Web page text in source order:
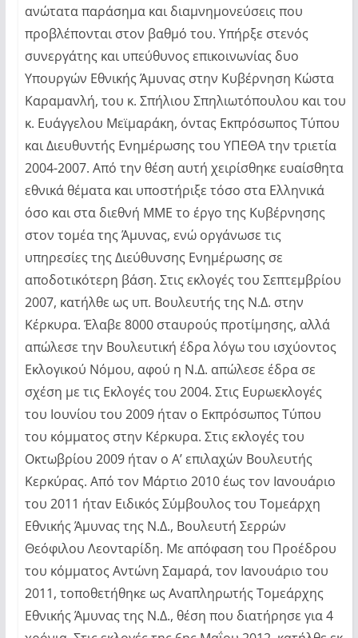
ανώτατα παράσημα και διαμνημονεύσεις που
προβλέπονται στον βαθμό του. Υπήρξε στενός
συνεργάτης και υπεύθυνος επικοινωνίας δυο
Υπουργών Εθνικής Άμυνας στην Κυβέρνηση Κώστα
Καραμανλή, του κ. Σπήλιου Σπηλιωτόπουλου και του
κ. Ευάγγελου Μεϊμαράκη, όντας Εκπρόσωπος Τύπου
και Διευθυντής Ενημέρωσης του ΥΠΕΘΑ την τριετία
2004-2007. Από την θέση αυτή χειρίσθηκε ευαίσθητα
εθνικά θέματα και υποστήριξε τόσο στα Ελληνικά
όσο και στα διεθνή ΜΜΕ το έργο της Κυβέρνησης
στον τομέα της Άμυνας, ενώ οργάνωσε τις
υπηρεσίες της Διεύθυνσης Ενημέρωσης σε
αποδοτικότερη βάση. Στις εκλογές του Σεπτεμβρίου
2007, κατήλθε ως υπ. Βουλευτής της Ν.Δ. στην
Κέρκυρα. Έλαβε 8000 σταυρούς προτίμησης, αλλά
απώλεσε την Βουλευτική έδρα λόγω του ισχύοντος
Εκλογικού Νόμου, αφού η Ν.Δ. απώλεσε έδρα σε
σχέση με τις Εκλογές του 2004. Στις Ευρωεκλογές
του Ιουνίου του 2009 ήταν ο Εκπρόσωπος Τύπου
του κόμματος στην Κέρκυρα. Στις εκλογές του
Οκτωβρίου 2009 ήταν ο Α’ επιλαχών Βουλευτής
Κερκύρας. Από τον Μάρτιο 2010 έως τον Ιανουάριο
του 2011 ήταν Ειδικός Σύμβουλος του Τομεάρχη
Εθνικής Άμυνας της Ν.Δ., Βουλευτή Σερρών
Θεόφιλου Λεονταρίδη. Με απόφαση του Προέδρου
του κόμματος Αντώνη Σαμαρά, τον Ιανουάριο του
2011, τοποθετήθηκε ως Αναπληρωτής Τομεάρχης
Εθνικής Άμυνας της Ν.Δ., θέση που διατήρησε για 4